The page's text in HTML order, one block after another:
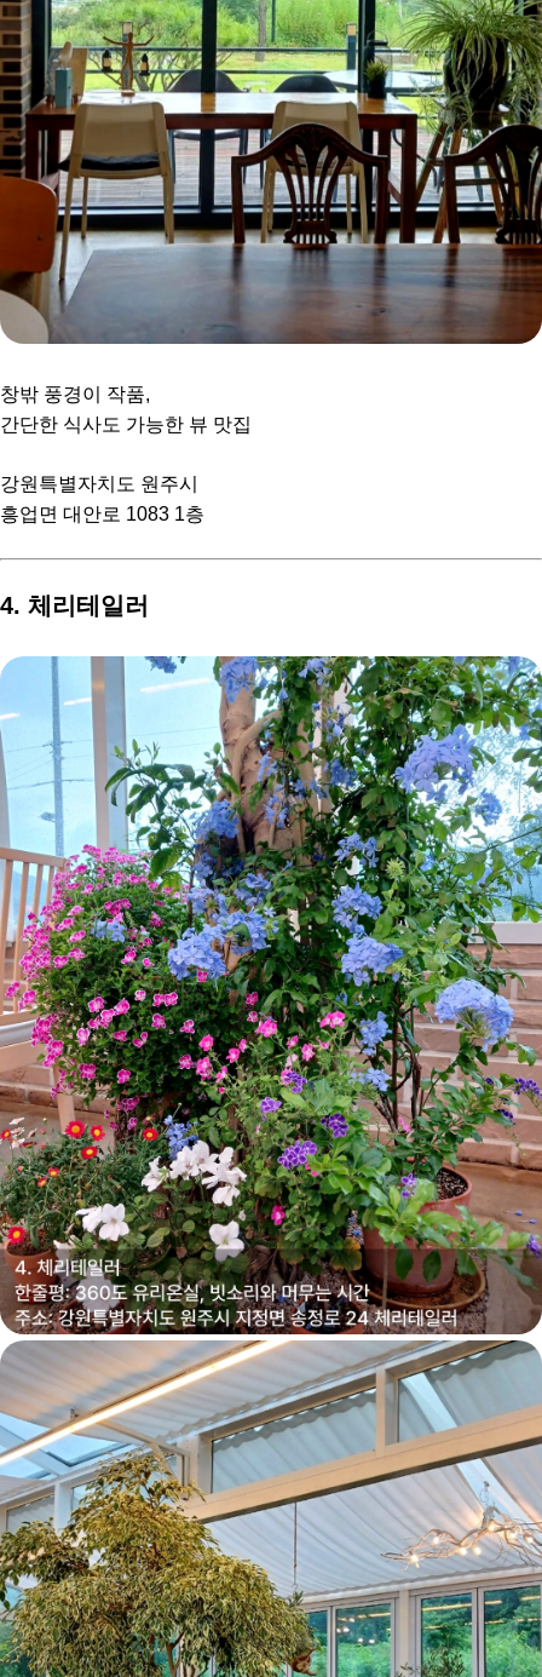
창밖 풍경이 작품,
간단한 식사도 가능한 뷰 맛집
강원특별자치도 원주시
흥업면 대안로 1083 1층
4. 체리테일러